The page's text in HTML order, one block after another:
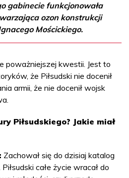
gabinecie funkcjonowała
ozon konstrukcji
Mościckiego.
poważniejszej kwestii. Jest to
że Piłsudski nie docenił
armii, że nie docenił wojsk
Piłsudskiego? Jakie miał
Zachował się do dzisiaj katalog
całe życie wracał do